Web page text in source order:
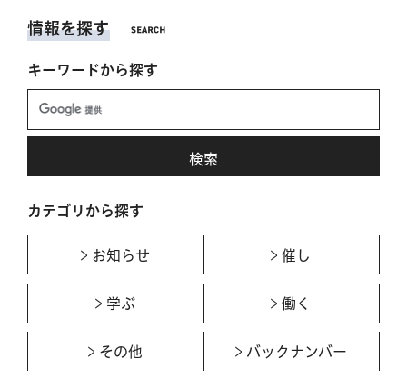
情報を探す
キーワードから探す
カテゴリから探す
お知らせ 催し
学ぶ 働く
その他 バックナンバー